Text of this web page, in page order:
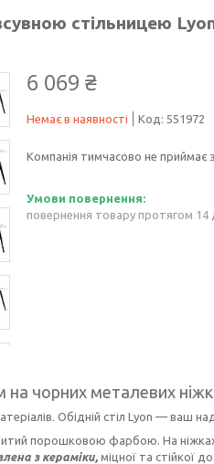
стільницею
6 069 ₴
Немає в наявності Код: 551972
Компанія тимчасово не приймає
повернення товару протягом 14
на чорних металевих
Обідній стіл Lyon — ваш
порошковою фарбою. На
з кераміки, міцної та стійкої